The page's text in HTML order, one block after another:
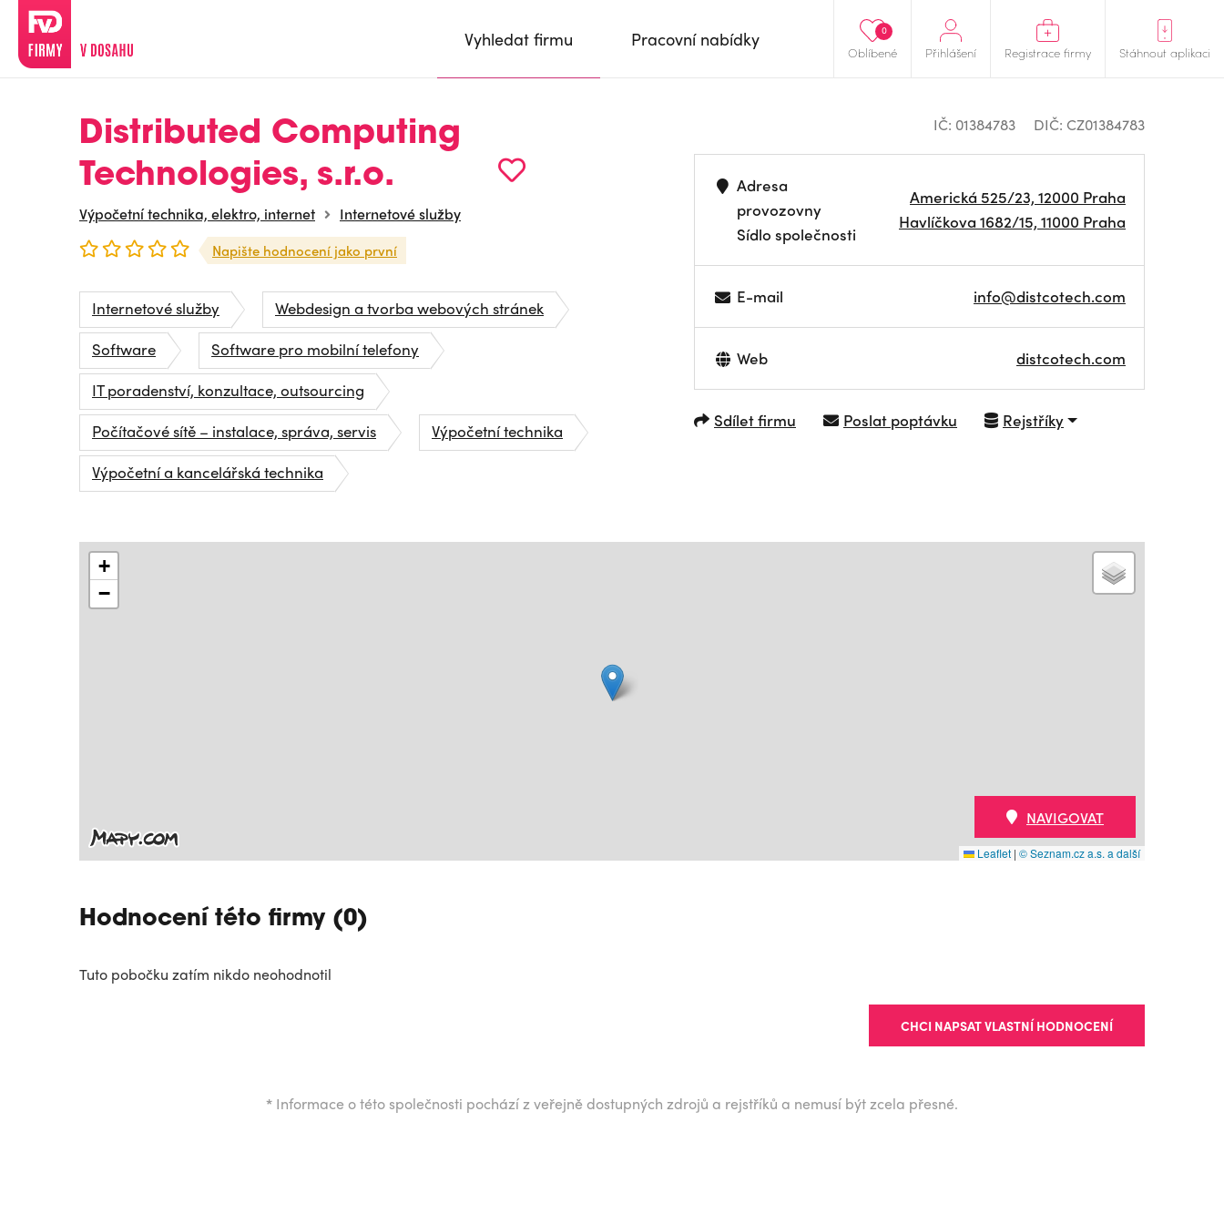
Oblíbené
0
Přihlášení Registrace firmy Stáhnout aplikaci
Vyhledat firmu Pracovní nabídky
Distributed Computing
Technologies, s.r.o.
Výpočetní technika, elektro, internet Internetové služby
Napište hodnocení jako první
Internetové služby
Webdesign a tvorba webových stránek
Software
Software pro mobilní telefony
IT poradenství, konzultace, outsourcing
Počítačové sítě – instalace, správa, servis
Výpočetní technika
Výpočetní a kancelářská technika
IČ: 01384783 DIČ: CZ01384783
Adresa
provozovny
Sídlo společnosti
Americká 525/23, 12000 Praha
Havlíčkova 1682/15, 11000 Praha
E-mail info@distcotech.com
Web distcotech.com
Sdílet firmu Poslat poptávku Rejstříky
+
−
Leaflet | © Seznam.cz a.s. a další
NAVIGOVAT
Hodnocení této firmy (0)
Tuto pobočku zatím nikdo neohodnotil
CHCI NAPSAT VLASTNÍ HODNOCENÍ
* Informace o této společnosti pochází z veřejně dostupných zdrojů a rejstříků a nemusí být zcela přesné.